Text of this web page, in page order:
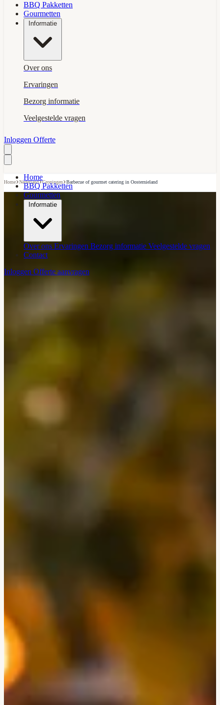
BBQ Pakketten
Gourmetten
Informatie
Over ons
Ervaringen
Bezorg informatie
Veelgestelde vragen
Inloggen Offerte
Home
BBQ Pakketten
Gourmetten
Informatie
Over ons Ervaringen Bezorg informatie Veelgestelde vragen
Contact
Inloggen Offerte aanvragen
Home›Nederland›Groningen›Barbecue of gourmet catering in Oosternieland